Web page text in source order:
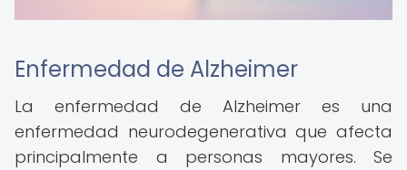
Enfermedad de Alzheimer
La enfermedad de Alzheimer es una
enfermedad neurodegenerativa que afecta
principalmente a personas mayores. Se